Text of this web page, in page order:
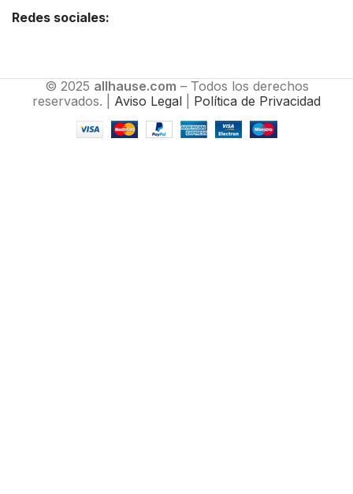
Redes sociales:
© 2025 allhause.com – Todos los derechos
reservados. | Aviso Legal Política de Privacidad